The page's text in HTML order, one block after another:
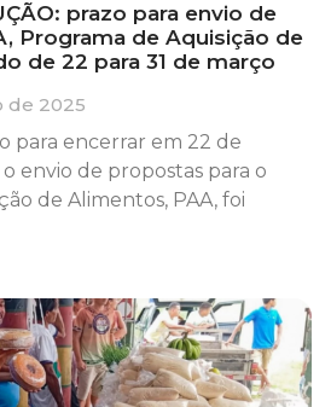
prazo para envio de
Programa de Aquisição de
de 22 para 31 de março
de 2025
para encerrar em 22 de
envio de propostas para o
de Alimentos, PAA, foi